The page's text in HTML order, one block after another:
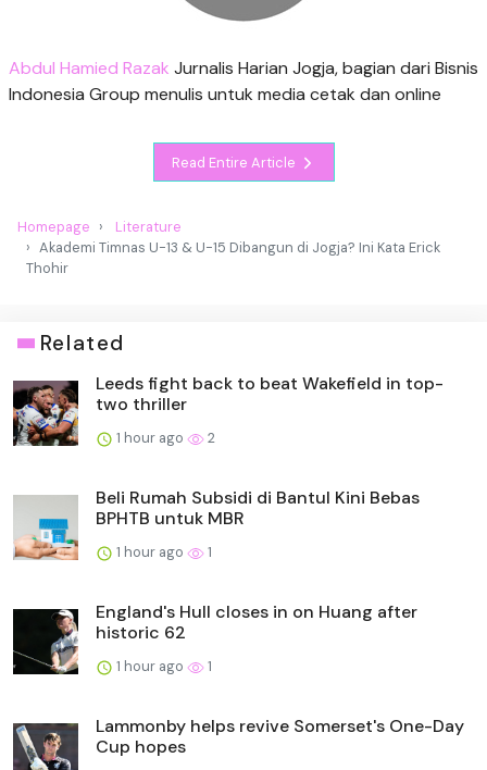
Abdul Hamied Razak Jurnalis Harian Jogja, bagian dari Bisnis
Indonesia Group menulis untuk media cetak dan online
Read Entire Article
Homepage
Literature
Akademi Timnas U-13 & U-15 Dibangun di Jogja? Ini Kata Erick
Thohir
Related
Leeds fight back to beat Wakefield in top-
two thriller
1 hour ago 2
Beli Rumah Subsidi di Bantul Kini Bebas
BPHTB untuk MBR
1 hour ago 1
England's Hull closes in on Huang after
historic 62
1 hour ago 1
Lammonby helps revive Somerset's One-Day
Cup hopes